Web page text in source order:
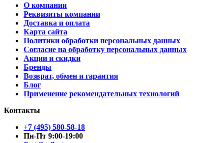
О компании
Реквизиты компании
Доставка и оплата
Карта сайта
Политики обработки персональных данных
Согласие на обработку персональных данных
Акции и скидки
Бренды
Возврат, обмен и гарантия
Блог
Применение рекомендательных технологий
Контакты
+7 (495) 580-58-18
Пн-Пт 9:00-19:00